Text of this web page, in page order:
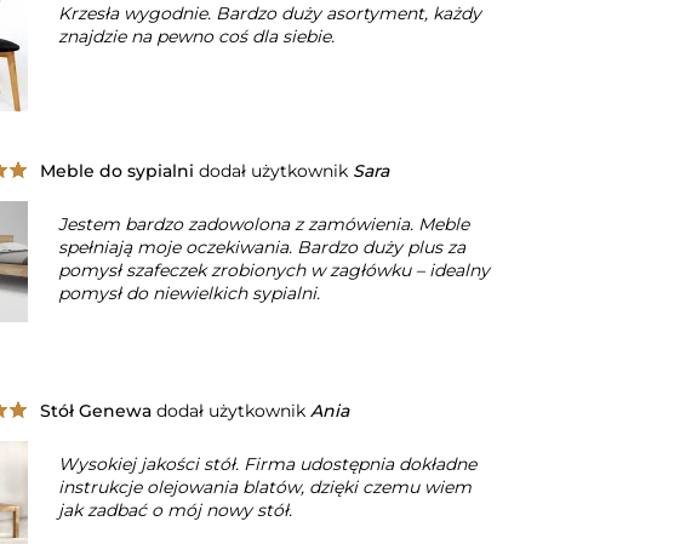
Krzesła wygodnie. Bardzo duży asortyment, każdy
znajdzie na pewno coś dla siebie.
Meble do sypialni dodał użytkownik Sara
Jestem bardzo zadowolona z zamówienia. Meble
spełniają moje oczekiwania. Bardzo duży plus za
pomysł szafeczek zrobionych w zagłówku – idealny
pomysł do niewielkich sypialni.
Stół Genewa dodał użytkownik Ania
Wysokiej jakości stół. Firma udostępnia dokładne
instrukcje olejowania blatów, dzięki czemu wiem
jak zadbać o mój nowy stół.